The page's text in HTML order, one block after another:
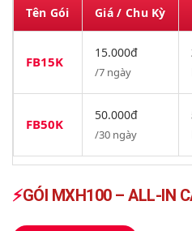
Tên Gói Giá / Chu Kỳ
FB15K
15.000đ
/7 ngày
FB50K
50.000đ
/30 ngày
⚡GÓI MXH100 – ALL-IN